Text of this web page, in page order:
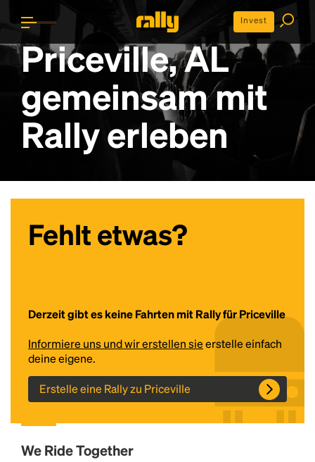
Invest
Priceville, AL
gemeinsam mit
Rally erleben
Fehlt etwas?
Derzeit gibt es keine Fahrten mit Rally für Priceville
Informiere uns und wir erstellen sieerstelle einfach
deine eigene.
Erstelle eine Rally zu Priceville
We Ride Together